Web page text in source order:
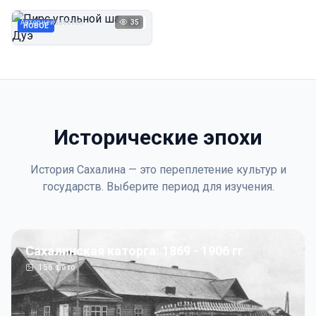
НОВОЕ 1923
Автор неизвестен 35
Исторические эпохи
История Сахалина — это переплетение культур и
государств. Выберите период для изучения.
Сахалинская каторга: 1869 - 1906 гг
156фото